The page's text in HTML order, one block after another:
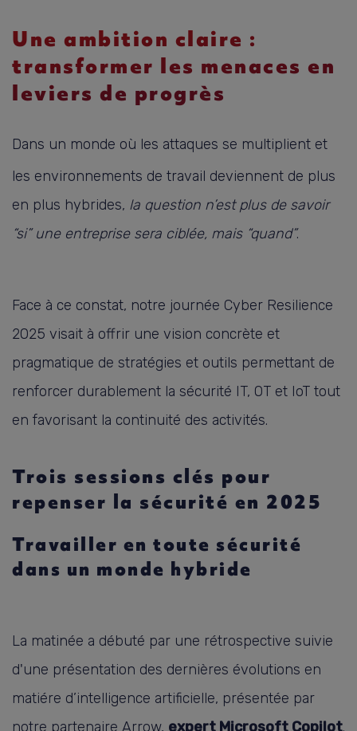
Une ambition claire :
transformer les menaces en
leviers de progrès
Dans un monde où les attaques se multiplient et
les environnements de travail deviennent de plus
en plus hybrides, la question n’est plus de savoir
“si” une entreprise sera ciblée, mais “quand”.
Face à ce constat, notre journée Cyber Resilience
2025 visait à offrir une vision concrète et
pragmatique de stratégies et outils permettant de
renforcer durablement la sécurité IT, OT et IoT tout
en favorisant la continuité des activités.
Trois sessions clés pour
repenser la sécurité en 2025
Travailler en toute sécurité
dans un monde hybride
La matinée a débuté par une rétrospective suivie
d'une présentation des dernières évolutions en
matiére d’intelligence artificielle, présentée par
notre partenaire Arrow, expert Microsoft Copilot.